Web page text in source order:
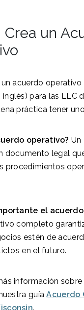
Crea un
acuerdo operativo
inglés) para las LLC
práctica tener
operativo? Un
documento legal
procedimientos
el
completo
estén de
en el futuro.
información
guíaAcuerdo
.